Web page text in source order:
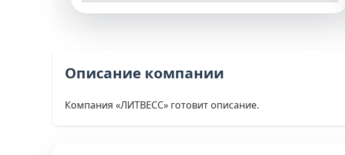
Описание компании
Компания «ЛИТВЕСС» готовит описание.